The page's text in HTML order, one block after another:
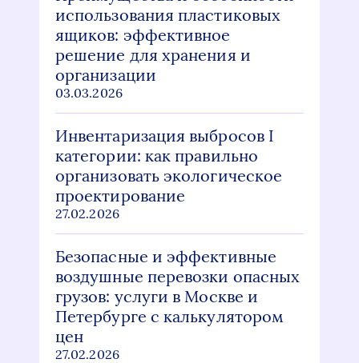
использования пластиковых
ящиков: эффективное
решение для хранения и
организации
03.03.2026
Инвентаризация выбросов I
категории: как правильно
организовать экологическое
проектирование
27.02.2026
Безопасные и эффективные
воздушные перевозки опасных
грузов: услуги в Москве и
Петербурге с калькулятором
цен
27.02.2026